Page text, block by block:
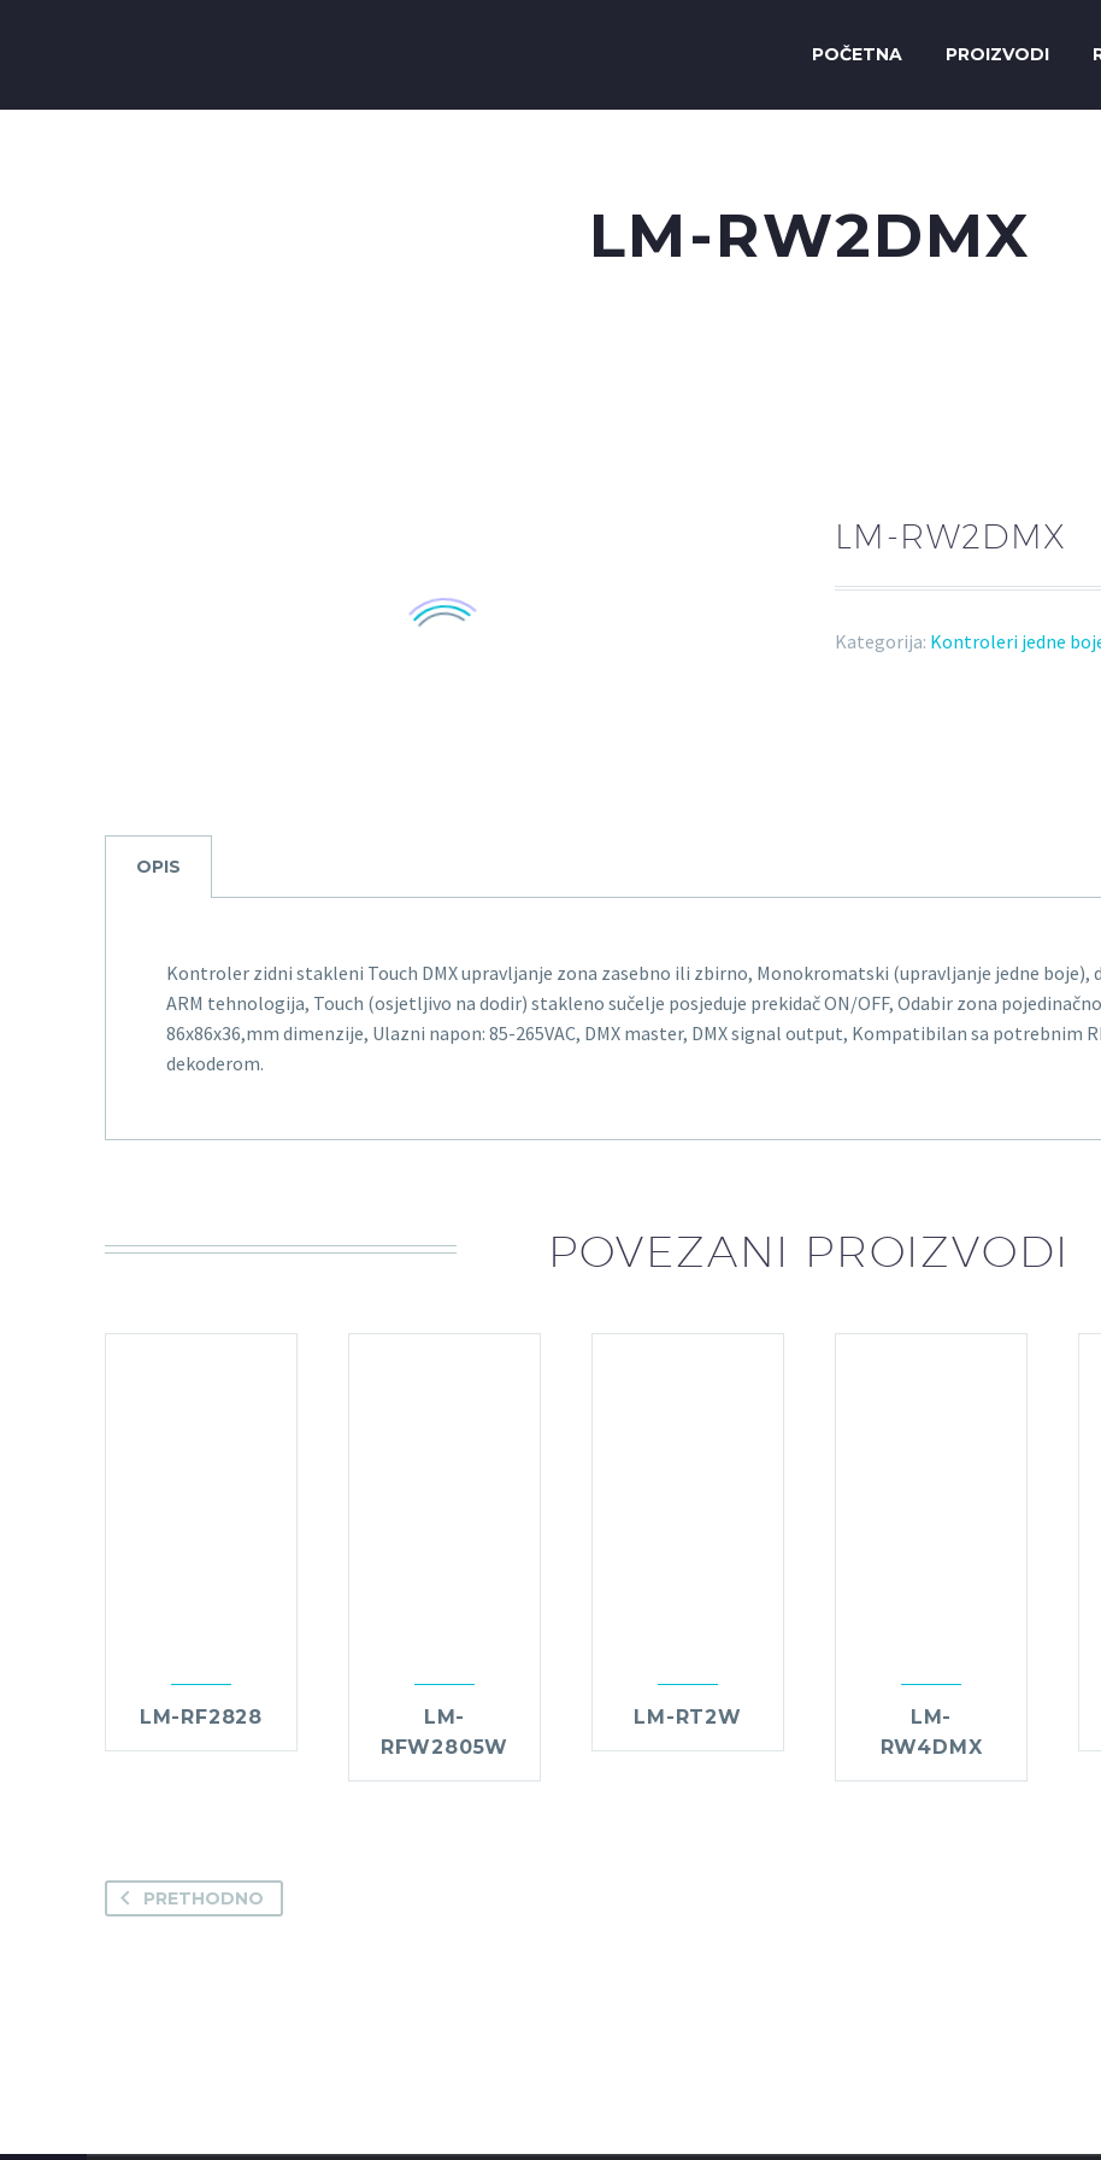
POČETNA PROIZVODI
LM-RW2DMX
LM-RW2DMX
Kategorija: Kontroleri jedne
OPIS
Kontroler zidni stakleni Touch DMX upravljanje zona zasebno ili zbirno, Monokromatski (upravljanje jedne boje),
ARM tehnologija, Touch (osjetljivo na dodir) stakleno sučelje posjeduje prekidač ON/OFF, Odabir zona
86x86x36,mm dimenzije, Ulazni napon: 85-265VAC, DMX master, DMX signal output, Kompatibilan sa potrebnim
dekoderom.
POVEZANI PROIZVODI
LM-RF2828
LM-
RFW2805W
LM-RT2W
LM-
RW4DMX
PRETHODNO